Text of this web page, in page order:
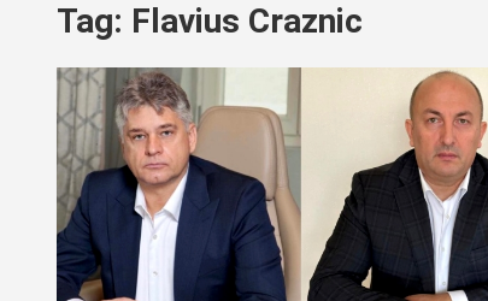
Tag: Flavius Craznic